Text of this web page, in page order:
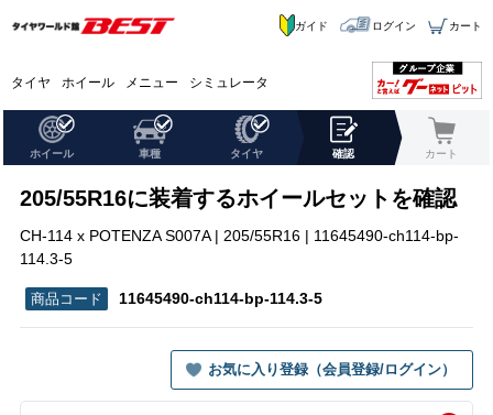
タイヤ ホイール メニュー シミュレータ
ガイド ログイン カート
ホイール 車種 タイヤ 確認 カート
205/55R16に装着するホイールセットを確認
CH-114 x POTENZA S007A | 205/55R16 | 11645490-ch114-bp-
114.3-5
11645490-ch114-bp-114.3-5
お気に入り登録（会員登録/ログイン）